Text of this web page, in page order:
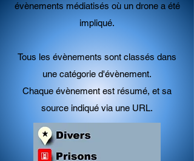
évènements médiatisés où un drone a été
impliqué.
Tous les évènements sont classés dans
une catégorie d'évènement.
Chaque évènement est résumé, et sa
source indiqué via une URL.